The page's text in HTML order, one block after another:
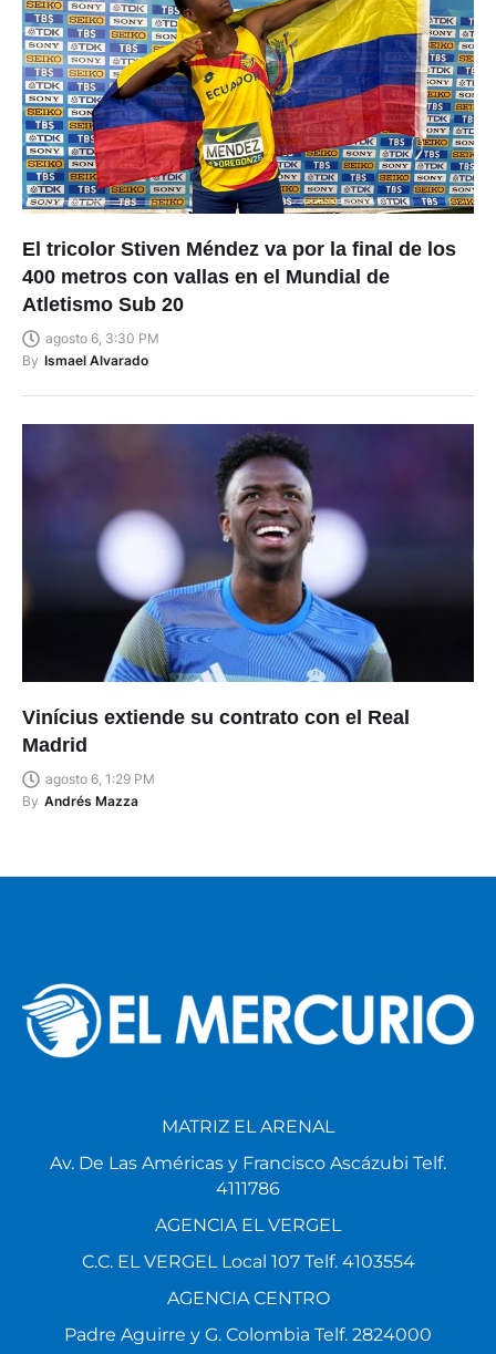
El tricolor Stiven Méndez va por la final de los
400 metros con vallas en el Mundial de
Atletismo Sub 20
agosto 6, 3:30 PM
By Ismael Alvarado
Vinícius extiende su contrato con el Real
Madrid
agosto 6, 1:29 PM
By Andrés Mazza
MATRIZ EL ARENAL
Av. De Las Américas y Francisco Ascázubi Telf.
4111786
AGENCIA EL VERGEL
C.C. EL VERGEL Local 107 Telf. 4103554
AGENCIA CENTRO
Padre Aguirre y G. Colombia Telf. 2824000